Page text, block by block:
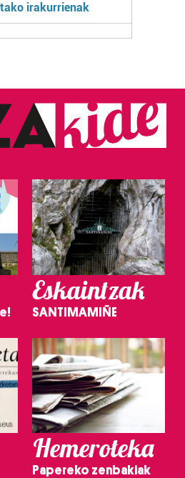
irakurrienak
Eskaintzak
SANTIMAMIÑE
Hemeroteka
Papereko zenbakiak